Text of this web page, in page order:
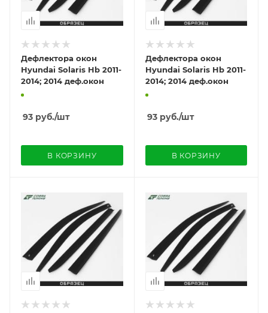
Дефлектора окон
Hyundai Solaris Hb 2011-
2014; 2014 деф.окон
93 руб./шт
В КОРЗИНУ
Дефлектора окон
Hyundai Solaris Hb 2011-
2014; 2014 деф.окон
93руб./шт
В КОРЗИНУ